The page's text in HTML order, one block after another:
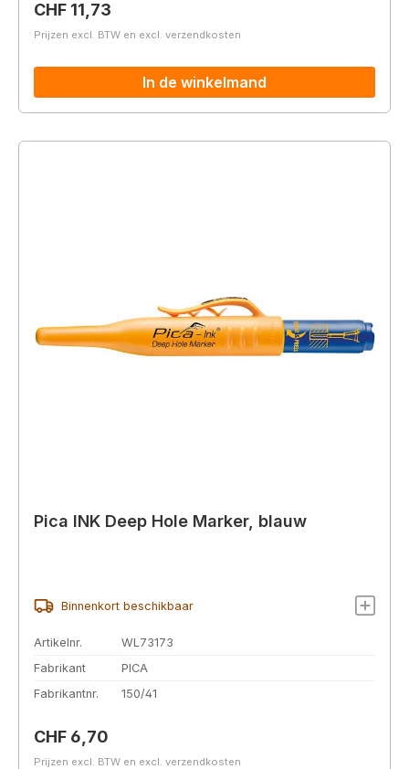
Normale prijs:
CHF 11,73
Prijzen excl. BTW en excl. verzendkosten
In de winkelmand
Pica INK Deep Hole Marker, blauw
Binnenkort beschikbaar
Artikelnr.
WL73173
Fabrikant
PICA
Fabrikantnr.
150/41
Normale prijs:
CHF 6,70
Prijzen excl. BTW en excl. verzendkosten